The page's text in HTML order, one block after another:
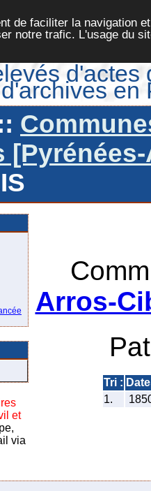
de faciliter la navigation
notre trafic. L'usage du
d'actes
en
et
via
Arros-
Tri :
1.